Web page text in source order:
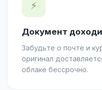
⚡
Документ
Забудьте о почте и
оригинал
облаке бессрочно.